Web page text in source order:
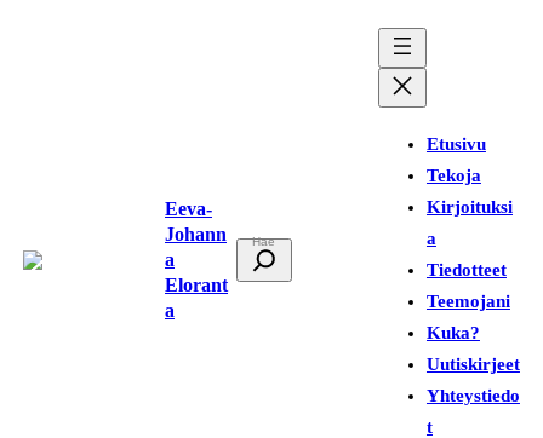
Eeva-
Johann
a
Elorant
a
t
Etusivu
Tekoja
Kirjoituksi
a
Tiedotteet
Teemojani
Kuka?
Uutiskirjeet
Yhteystiedo
t